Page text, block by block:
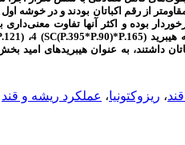
ریزوکتونیا مقاوم­تر از رقم اکباتان
بوده و اکثر آنها تفاوت معنی‌داری
هیبرید (SC(P.395*P.90)*P.165) 4، (
داشتند، به عنوان هیبریدهای امید
، ریزوکتونیا، عملکرد ریشه و قند